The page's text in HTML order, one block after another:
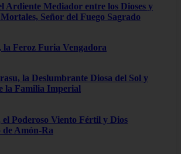
Ardiente Mediador entre los Dioses y
Mortales, Señor del Fuego Sagrado
la Feroz Furia Vengadora
la Deslumbrante Diosa del Sol y
la Familia Imperial
Poderoso Viento Fértil y Dios
de Amón-Ra